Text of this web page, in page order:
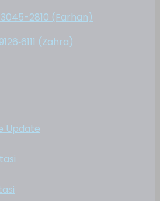
2810 (Farhan)
(Zahra)
Update